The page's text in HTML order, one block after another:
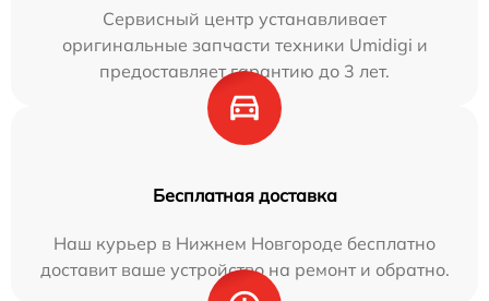
Сервисный центр устанавливает
оригинальные запчасти техники Umidigi и
предоставляет гарантию до 3 лет.
Бесплатная доставка
Наш курьер в Нижнем Новгороде бесплатно
доставит ваше устройство на ремонт и обратно.